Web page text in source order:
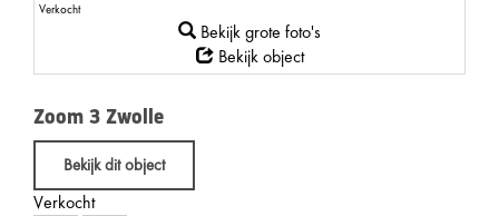
Verkocht
Bekijk grote foto's
Bekijk object
Zoom 3 Zwolle
Bekijk dit object
Verkocht